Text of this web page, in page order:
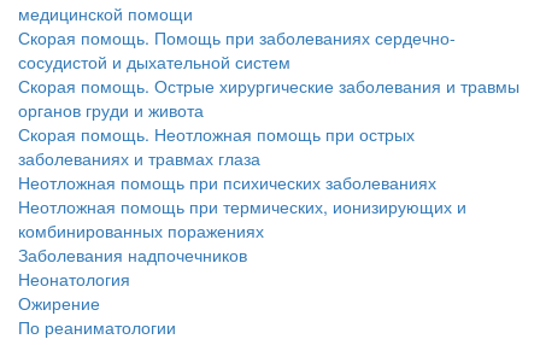
медицинской помощи
Скорая помощь. Помощь при заболеваниях сердечно-
сосудистой и дыхательной систем
Скорая помощь. Острые хирургические заболевания и травмы
органов груди и живота
Скорая помощь. Неотложная помощь при острых
заболеваниях и травмах глаза
Неотложная помощь при психических заболеваниях
Неотложная помощь при термических, ионизирующих и
комбинированных поражениях
Заболевания надпочечников
Неонатология
Ожирение
По реаниматологии